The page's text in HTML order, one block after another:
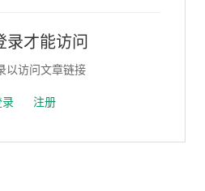
录才能访问
以访问文章链接
录 注册